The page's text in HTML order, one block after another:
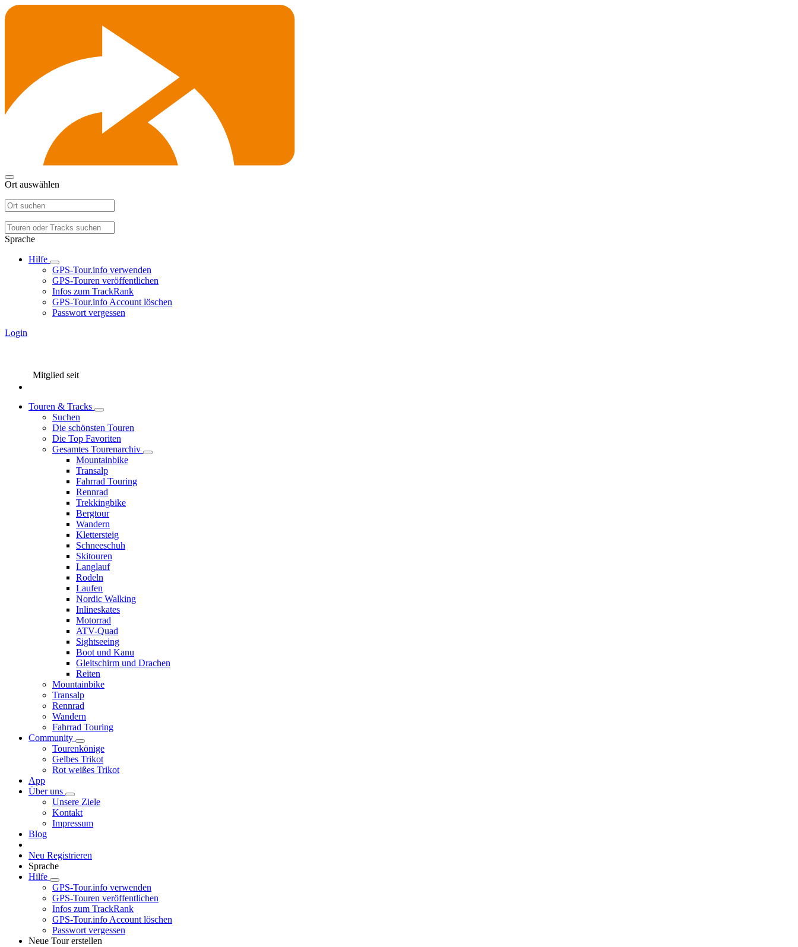
Ort auswählen
Sprache
Hilfe
GPS-Tour.info verwenden
GPS-Touren veröffentlichen
Infos zum TrackRank
GPS-Tour.info Account löschen
Passwort vergessen
Login
Mitglied seit
Touren & Tracks
Suchen
Die schönsten Touren
Die Top Favoriten
Gesamtes Tourenarchiv
Mountainbike
Transalp
Fahrrad Touring
Rennrad
Trekkingbike
Bergtour
Wandern
Klettersteig
Schneeschuh
Skitouren
Langlauf
Rodeln
Laufen
Nordic Walking
Inlineskates
Motorrad
ATV-Quad
Sightseeing
Boot und Kanu
Gleitschirm und Drachen
Reiten
Mountainbike
Transalp
Rennrad
Wandern
Fahrrad Touring
Community
Tourenkönige
Gelbes Trikot
Rot weißes Trikot
App
Über uns
Unsere Ziele
Kontakt
Impressum
Blog
Neu Registrieren
Sprache
Hilfe
GPS-Tour.info verwenden
GPS-Touren veröffentlichen
Infos zum TrackRank
GPS-Tour.info Account löschen
Passwort vergessen
Neue Tour erstellen